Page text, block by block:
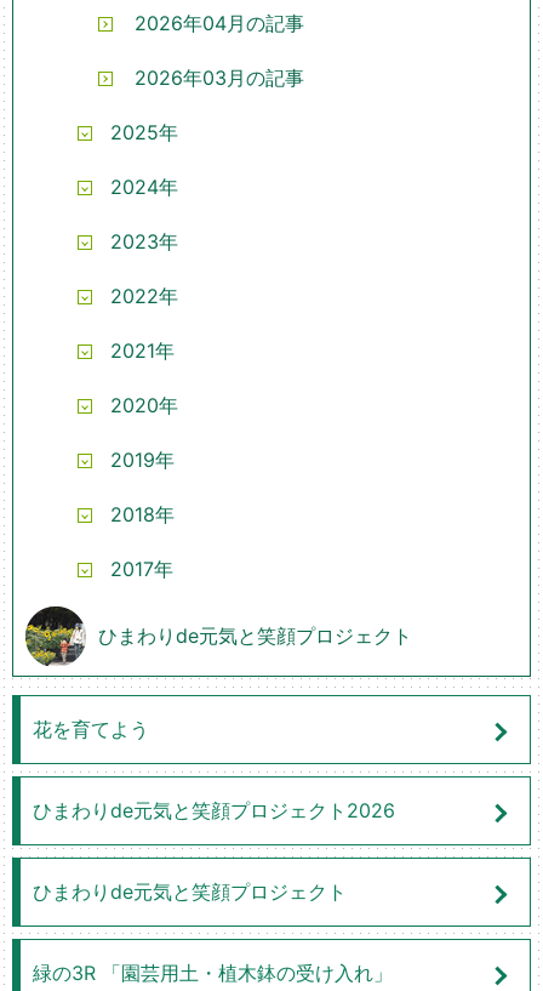
2026年04月の記事
2026年03月の記事
2025年
2024年
2023年
2022年
2021年
2020年
2019年
2018年
2017年
ひまわりde元気と笑顔プロジェクト
花を育てよう
ひまわりde元気と笑顔プロジェクト2026
ひまわりde元気と笑顔プロジェクト
緑の3R 「園芸用土・植木鉢の受け入れ」